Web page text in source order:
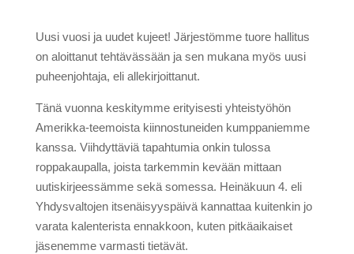
Uusi vuosi ja uudet kujeet! Järjestömme tuore hallitus
on aloittanut tehtävässään ja sen mukana myös uusi
puheenjohtaja, eli allekirjoittanut.
Tänä vuonna keskitymme erityisesti yhteistyöhön
Amerikka-teemoista kiinnostuneiden kumppaniemme
kanssa. Viihdyttäviä tapahtumia onkin tulossa
roppakaupalla, joista tarkemmin kevään mittaan
uutiskirjeessämme sekä somessa. Heinäkuun 4. eli
Yhdysvaltojen itsenäisyyspäivä kannattaa kuitenkin jo
varata kalenterista ennakkoon, kuten pitkäaikaiset
jäsenemme varmasti tietävät.